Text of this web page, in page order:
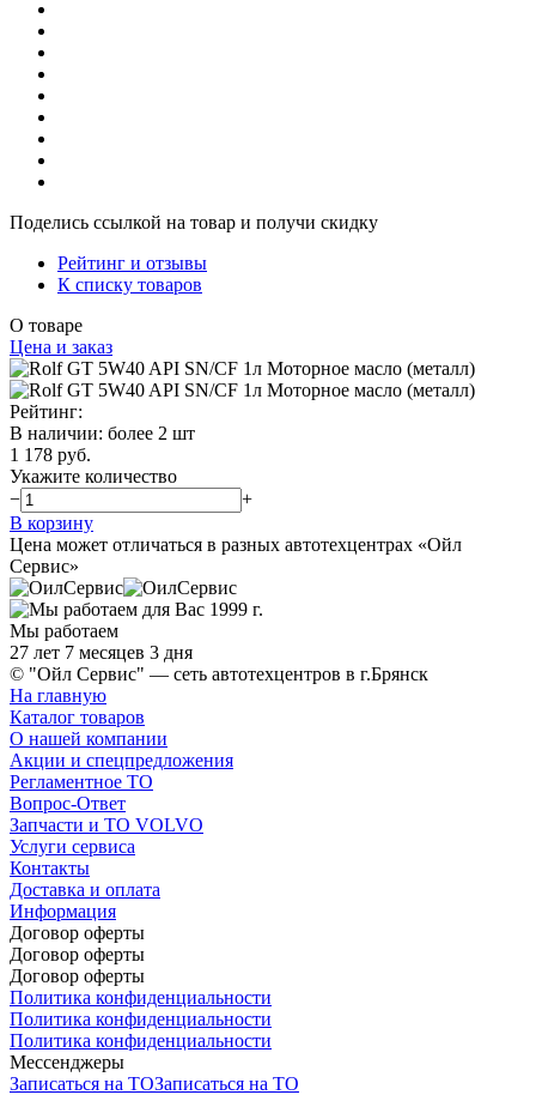
Поделись ссылкой на товар и получи скидку
Рейтинг и отзывы
К списку товаров
О товаре
Цена и заказ
Рейтинг:
В наличии: более 2 шт
1 178 руб.
Укажите количество
−
+
В корзину
Цена может отличаться в разных автотехцентрах «Ойл
Сервис»
Мы работаем
27 лет 7 месяцев 3 дня
© "Ойл Сервис" — сеть автотехцентров в г.Брянск
На главную
Каталог товаров
О нашей компании
Акции и спецпредложения
Регламентное ТО
Вопрос-Ответ
Запчасти и ТО VOLVO
Услуги сервиса
Контакты
Доставка и оплата
Информация
Договор оферты
Договор оферты
Договор оферты
Политика конфиденциальности
Политика конфиденциальности
Политика конфиденциальности
Мессенджеры
Записаться на ТОЗаписаться на ТО